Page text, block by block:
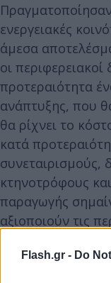
Flash.gr - Do
ενεργειακές
άμεσα
οι περιφερειακοί
προτεραιότητα
ανάπτυξης, που
θα ρίχνει το
κατά
συνεταιρισμούς,
κτηνοτρόφους
παραγωγής
αξιοποιούν τις